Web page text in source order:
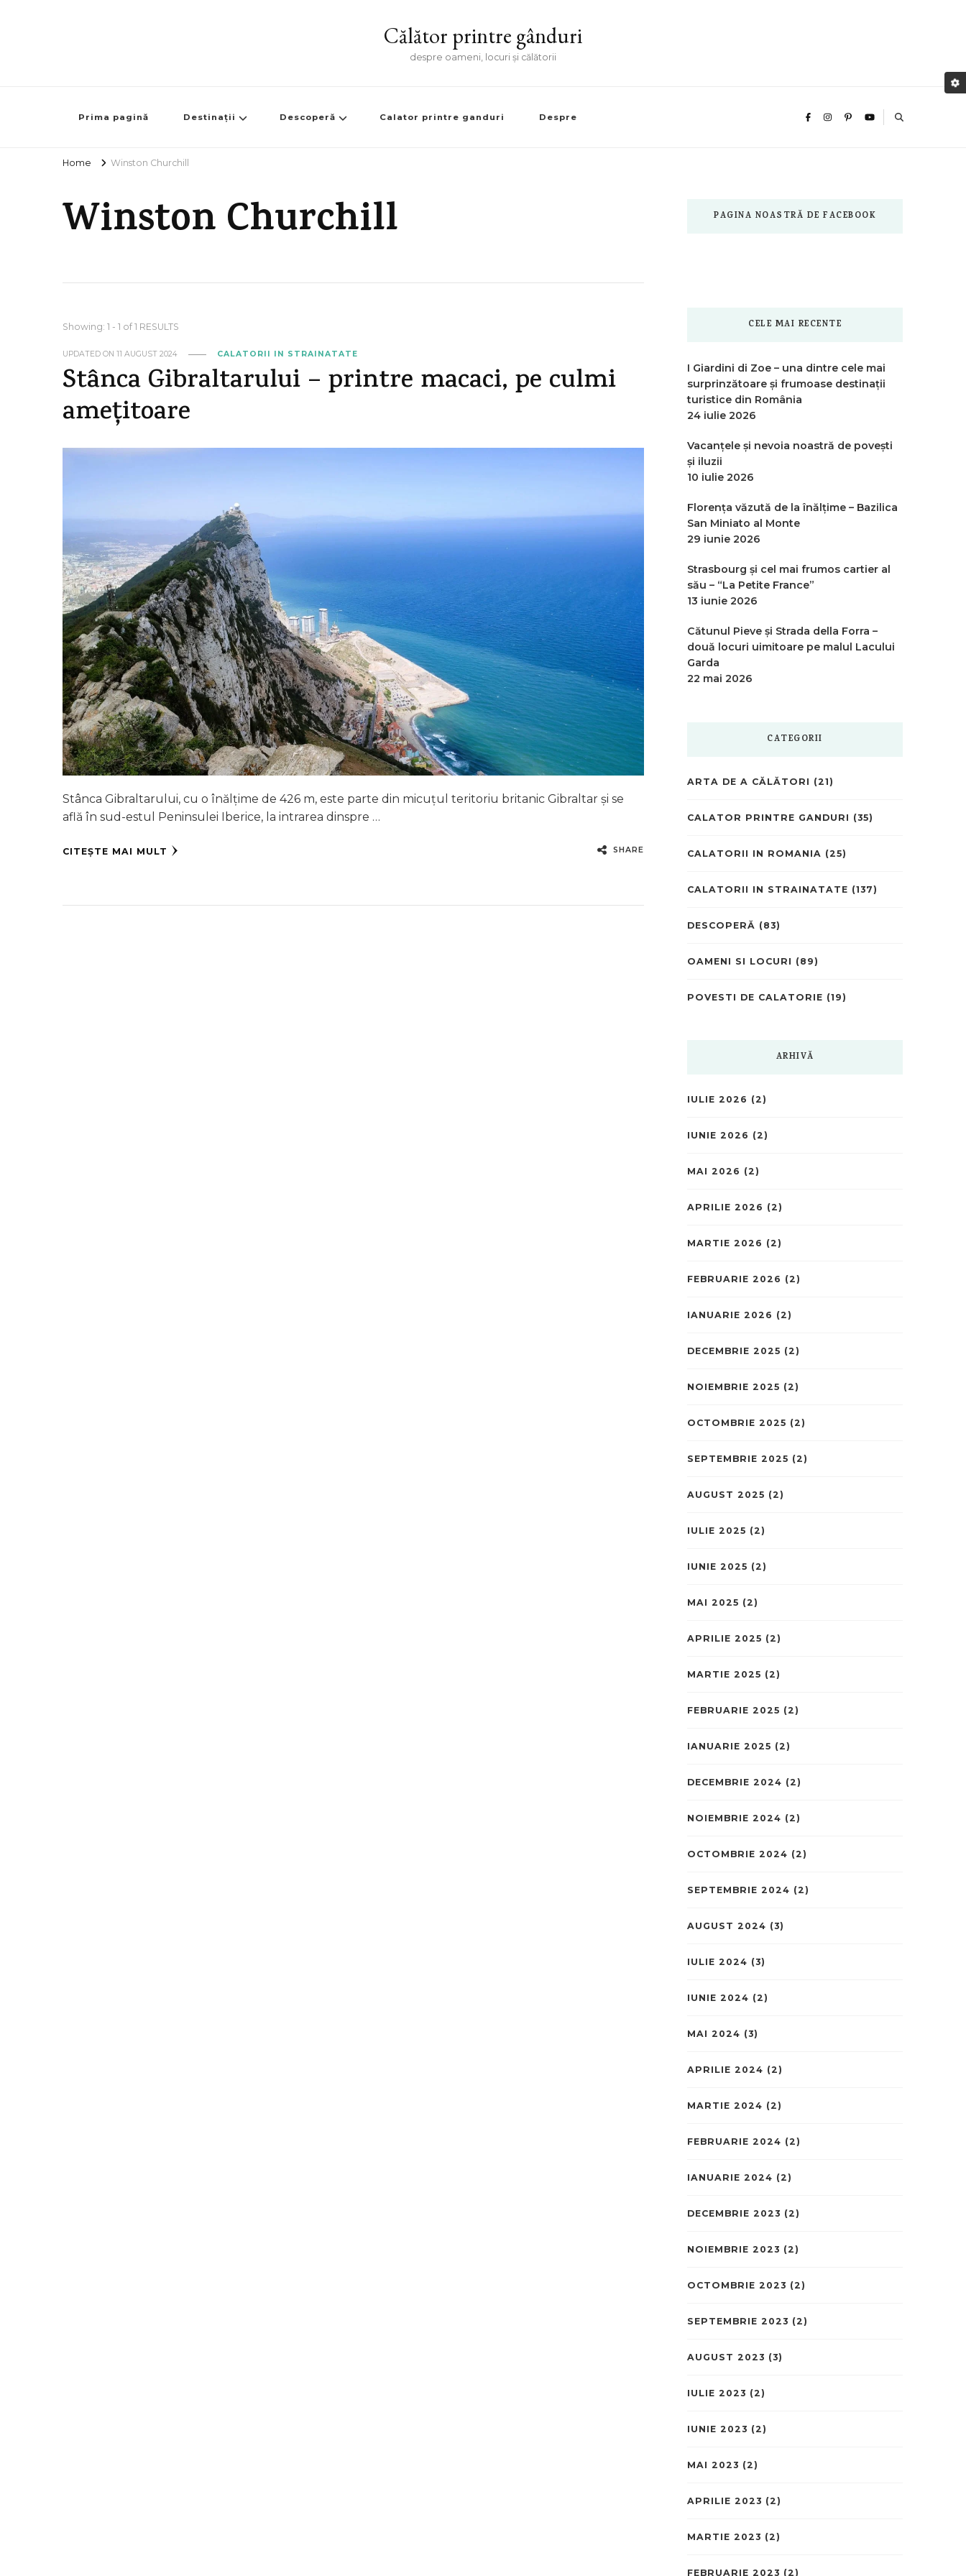
Călător printre gânduri
despre oameni, locuri și călătorii
Prima pagină Destinații Descoperă Calator printre ganduri Despre
Home Winston Churchill
Winston Churchill
Showing: 1 - 1 of 1 RESULTS
UPDATED ON 11 AUGUST 2024 CALATORII IN STRAINATATE
Stânca Gibraltarului – printre macaci, pe culmi
amețitoare
Stânca Gibraltarului, cu o înălțime de 426 m, este parte din micuțul teritoriu britanic Gibraltar și se
află în sud-estul Peninsulei Iberice, la intrarea dinspre …
CITEȘTE MAI MULT SHARE
PAGINA NOASTRĂ DE FACEBOOK
CELE MAI RECENTE
I Giardini di Zoe – una dintre cele mai
surprinzătoare și frumoase destinații
turistice din România
24 iulie 2026
Vacanțele și nevoia noastră de povești
și iluzii
10 iulie 2026
Florența văzută de la înălțime – Bazilica
San Miniato al Monte
29 iunie 2026
Strasbourg și cel mai frumos cartier al
său – “La Petite France”
13 iunie 2026
Cătunul Pieve și Strada della Forra –
două locuri uimitoare pe malul Lacului
Garda
22 mai 2026
CATEGORII
ARTA DE A CĂLĂTORI (21)
CALATOR PRINTRE GANDURI (35)
CALATORII IN ROMANIA (25)
CALATORII IN STRAINATATE (137)
DESCOPERĂ (83)
OAMENI SI LOCURI (89)
POVESTI DE CALATORIE (19)
ARHIVĂ
IULIE 2026 (2)
IUNIE 2026 (2)
MAI 2026 (2)
APRILIE 2026 (2)
MARTIE 2026 (2)
FEBRUARIE 2026 (2)
IANUARIE 2026 (2)
DECEMBRIE 2025 (2)
NOIEMBRIE 2025 (2)
OCTOMBRIE 2025 (2)
SEPTEMBRIE 2025 (2)
AUGUST 2025 (2)
IULIE 2025 (2)
IUNIE 2025 (2)
MAI 2025 (2)
APRILIE 2025 (2)
MARTIE 2025 (2)
FEBRUARIE 2025 (2)
IANUARIE 2025 (2)
DECEMBRIE 2024 (2)
NOIEMBRIE 2024 (2)
OCTOMBRIE 2024 (2)
SEPTEMBRIE 2024 (2)
AUGUST 2024 (3)
IULIE 2024 (3)
IUNIE 2024 (2)
MAI 2024 (3)
APRILIE 2024 (2)
MARTIE 2024 (2)
FEBRUARIE 2024 (2)
IANUARIE 2024 (2)
DECEMBRIE 2023 (2)
NOIEMBRIE 2023 (2)
OCTOMBRIE 2023 (2)
SEPTEMBRIE 2023 (2)
AUGUST 2023 (3)
IULIE 2023 (2)
IUNIE 2023 (2)
MAI 2023 (2)
APRILIE 2023 (2)
MARTIE 2023 (2)
FEBRUARIE 2023 (2)